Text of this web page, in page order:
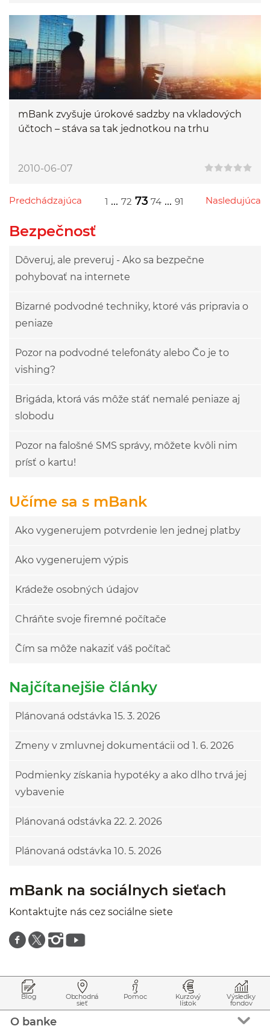
mBank zvyšuje úrokové sadzby na vkladových
účtoch – stáva sa tak jednotkou na trhu
2010-06-07
Predchádzajúca
Przejdź do poprzedniej strony 1 ... 72 73 74 ... 91 Nasledujúca
Przejdź do następnej strony
Bezpečnosť
Dôveruj, ale preveruj - Ako sa bezpečne
pohybovať na internete
Bizarné podvodné techniky, ktoré vás pripravia o
peniaze
Pozor na podvodné telefonáty alebo Čo je to
vishing?
Brigáda, ktorá vás môže stáť nemalé peniaze aj
slobodu
Pozor na falošné SMS správy, môžete kvôli nim
prísť o kartu!
Učíme sa s mBank
Ako vygenerujem potvrdenie len jednej platby
Ako vygenerujem výpis
Krádeže osobných údajov
Chráňte svoje firemné počítače
Čím sa môže nakaziť váš počítač
Najčítanejšie články
Plánovaná odstávka 15. 3. 2026
Zmeny v zmluvnej dokumentácii od 1. 6. 2026
Podmienky získania hypotéky a ako dlho trvá jej
vybavenie
Plánovaná odstávka 22. 2. 2026
Plánovaná odstávka 10. 5. 2026
mBank na sociálnych sieťach
Kontaktujte nás cez sociálne siete
Znajdź nas na facebooku
Znajdź nas na twitterze
Znajdź nas na instagramie
Znajdź nas na youtube
Blog Obchodná
sieť
Pomoc Kurzový
lístok
Výsledky
fondov
O banke